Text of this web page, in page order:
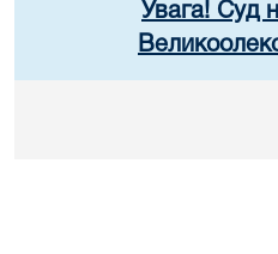
Увага! Суд